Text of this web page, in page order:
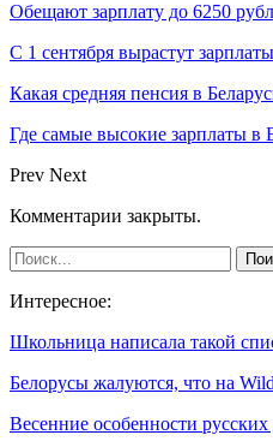
Обещают зарплату до 6250
С 1 сентября вырастут
Какая средняя пенсия в
Где самые высокие зарплаты в
Prev Next
Комментарии закрыты.
Интересное:
Школьница написала такой
Белорусы жалуются, что на
Весенние особенности